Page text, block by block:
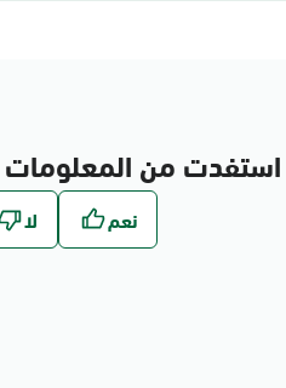
من